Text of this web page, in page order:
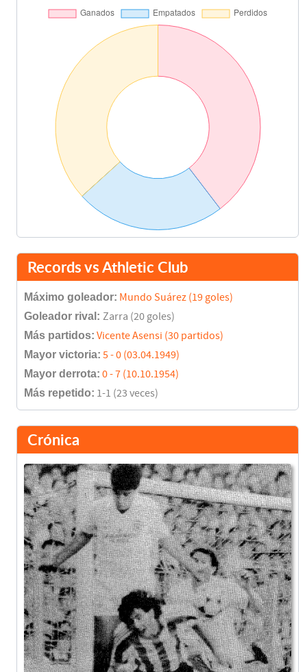
Records vs Athletic Club
Máximo goleador: Mundo Suárez (19 goles)
Goleador rival: Zarra (20 goles)
Más partidos: Vicente Asensi (30 partidos)
Mayor victoria: 5 - 0 (03.04.1949)
Mayor derrota: 0 - 7 (10.10.1954)
Más repetido: 1-1 (23 veces)
Crónica